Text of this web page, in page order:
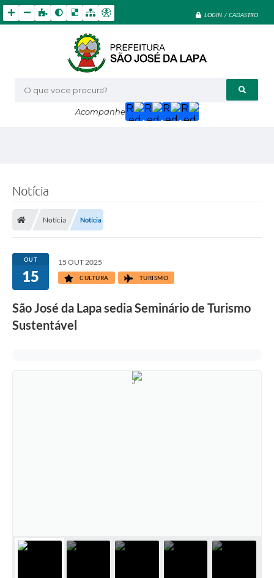
LOGIN / CADASTRO
O que voce procura?
Acompanhe
Notícia
Notícia Notícia
OUT
15
15 OUT 2025
CULTURA TURISMO
São José da Lapa sedia Seminário de Turismo
Sustentável